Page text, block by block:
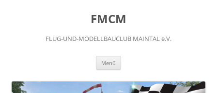
FMCM
FLUG-UND-MODELLBAUCLUB MAINTAL e.V.
Menü